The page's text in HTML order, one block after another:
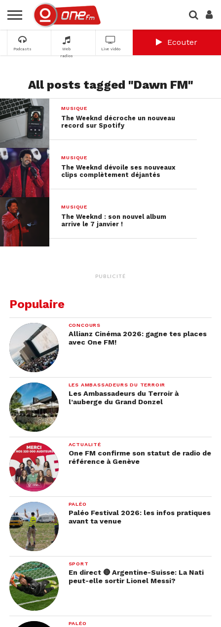
Podcasts
Web
radios
Live vidéo
Ecouter
All posts tagged "Dawn FM"
MUSIQUE
The Weeknd décroche un nouveau
record sur Spotify
MUSIQUE
The Weeknd dévoile ses nouveaux
clips complètement déjantés
MUSIQUE
The Weeknd : son nouvel album
arrive le 7 janvier !
PUBLICITÉ
Populaire
CONCOURS
Allianz Cinéma 2026: gagne tes places
avec One FM!
LES AMBASSADEURS DU TERROIR
Les Ambassadeurs du Terroir à
l’auberge du Grand Donzel
ACTUALITÉ
One FM confirme son statut de radio de
référence à Genève
PALÉO
Paléo Festival 2026: les infos pratiques
avant ta venue
SPORT
En direct 🔴 Argentine-Suisse: La Nati
peut-elle sortir Lionel Messi?
PALÉO